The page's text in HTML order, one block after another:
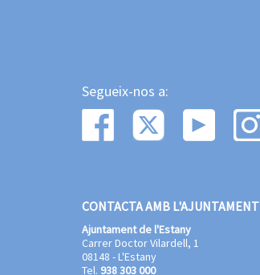
Segueix-nos a:
CONTACTA AMB L'AJUNTAMENT
Ajuntament de l'Estany
Carrer Doctor Vilardell, 1
08148 - L'Estany
Tel. 938 303 000